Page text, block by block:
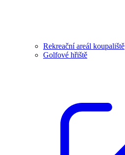
Rekreační areál koupaliště
Golfové hřiště